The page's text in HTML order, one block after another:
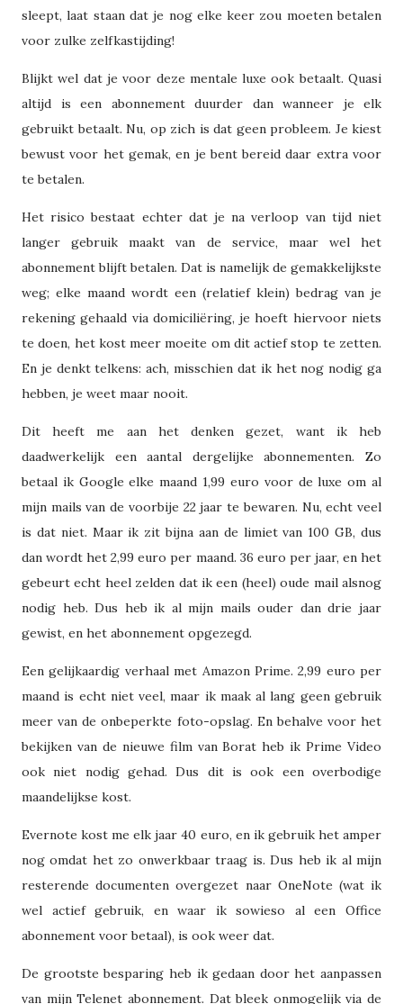
sleept, laat staan dat je nog elke keer zou moeten betalen
voor zulke zelfkastijding!
Blijkt wel dat je voor deze mentale luxe ook betaalt. Quasi
altijd is een abonnement duurder dan wanneer je elk
gebruikt betaalt. Nu, op zich is dat geen probleem. Je kiest
bewust voor het gemak, en je bent bereid daar extra voor
te betalen.
Het risico bestaat echter dat je na verloop van tijd niet
langer gebruik maakt van de service, maar wel het
abonnement blijft betalen. Dat is namelijk de gemakkelijkste
weg; elke maand wordt een (relatief klein) bedrag van je
rekening gehaald via domiciliëring, je hoeft hiervoor niets
te doen, het kost meer moeite om dit actief stop te zetten.
En je denkt telkens: ach, misschien dat ik het nog nodig ga
hebben, je weet maar nooit.
Dit heeft me aan het denken gezet, want ik heb
daadwerkelijk een aantal dergelijke abonnementen. Zo
betaal ik Google elke maand 1,99 euro voor de luxe om al
mijn mails van de voorbije 22 jaar te bewaren. Nu, echt veel
is dat niet. Maar ik zit bijna aan de limiet van 100 GB, dus
dan wordt het 2,99 euro per maand. 36 euro per jaar, en het
gebeurt echt heel zelden dat ik een (heel) oude mail alsnog
nodig heb. Dus heb ik al mijn mails ouder dan drie jaar
gewist, en het abonnement opgezegd.
Een gelijkaardig verhaal met Amazon Prime. 2,99 euro per
maand is echt niet veel, maar ik maak al lang geen gebruik
meer van de onbeperkte foto-opslag. En behalve voor het
bekijken van de nieuwe film van Borat heb ik Prime Video
ook niet nodig gehad. Dus dit is ook een overbodige
maandelijkse kost.
Evernote kost me elk jaar 40 euro, en ik gebruik het amper
nog omdat het zo onwerkbaar traag is. Dus heb ik al mijn
resterende documenten overgezet naar OneNote (wat ik
wel actief gebruik, en waar ik sowieso al een Office
abonnement voor betaal), is ook weer dat.
De grootste besparing heb ik gedaan door het aanpassen
van mijn Telenet abonnement. Dat bleek onmogelijk via de